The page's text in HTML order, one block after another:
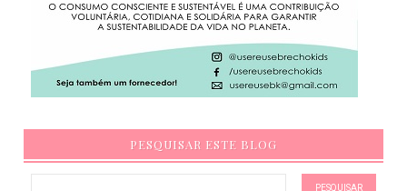
PESQUISAR ESTE BLOG